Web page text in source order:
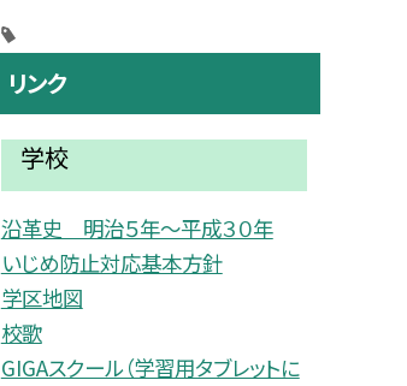
リンク
学校
沿革史 明治５年〜平成３０年
いじめ防止対応基本方針
学区地図
校歌
GIGAスクール（学習用タブレットに